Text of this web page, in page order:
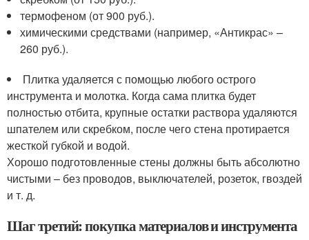
термофеном (от 900 руб.).
химическими средствами (например, «Антикрас» –
260 руб.).
Плитка удаляется с помощью любого острого
инструмента и молотка. Когда сама плитка будет
полностью отбита, крупные остатки раствора удаляются
шпателем или скребком, после чего стена протирается
жесткой губкой и водой.
Хорошо подготовленные стены должны быть абсолютно
чистыми – без проводов, выключателей, розеток, гвоздей
и т. д.
Шаг третий: покупка материалов и инструмента